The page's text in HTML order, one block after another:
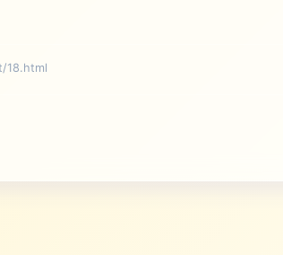
18.html